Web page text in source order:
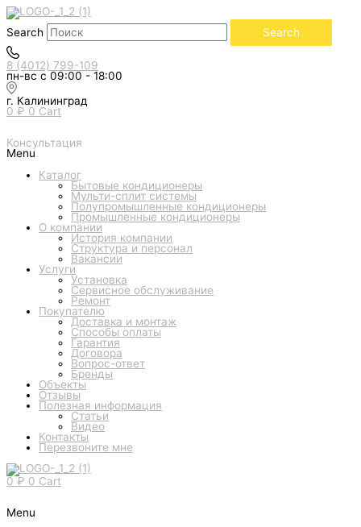
Перейти
к
содержимому
Search Search
8 (4012) 799-109
пн-вс с 09:00 - 18:00
г. Калининград
0 ₽ 0 Cart
Консультация
Menu
Каталог
Бытовые кондиционеры
Мульти-сплит системы
Полупромышленные кондиционеры
Промышленные кондиционеры
О компании
История компании
Структура и персонал
Вакансии
Услуги
Установка
Сервисное обслуживание
Ремонт
Покупателю
Доставка и монтаж
Способы оплаты
Гарантия
Договора
Вопрос-ответ
Бренды
Объекты
Отзывы
Полезная информация
Статьи
Видео
Контакты
Перезвоните мне
0 ₽ 0 Cart
Menu
Количество
товара
Кондиционер
Loriot
серия
Skyline
LAC-
30AQ
(настенный)